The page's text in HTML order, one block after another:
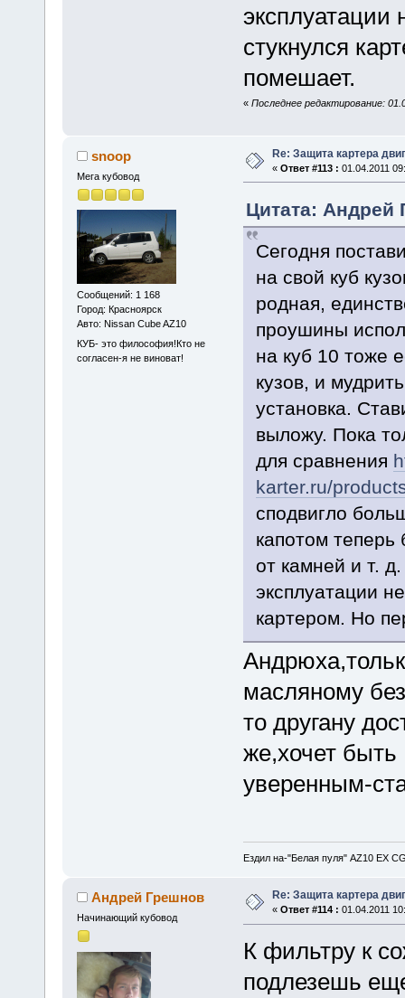
эксплуатации
стукнулся
помешает.
« Последнее редактирование:
snoop
Мега кубовод
Сообщений: 1 168
Город: Красноярск
Авто: Nissan Cube AZ10
КУБ- это философия!Кто не
согласен-я не виноват!
Re: Защита картера
« Ответ #113 : 01.04.2011
Цитата: Андрей
Сегодня
на свой куб
родная,
проушины
на куб 10 тоже
кузов, и
установка.
выложу. Пока
для сравнения
karter.ru/
сподвигло
капотом
от камней и т.
эксплуатации
картером. Но
масляному
то другану
же,хочет быть
уверенным-
Ездил на-"Белая пуля" AZ10 EX
Андрей Грешнов
Начинающий кубовод
Re: Защита картера
« Ответ #114 : 01.04.2011
К фильтру к
подлезешь